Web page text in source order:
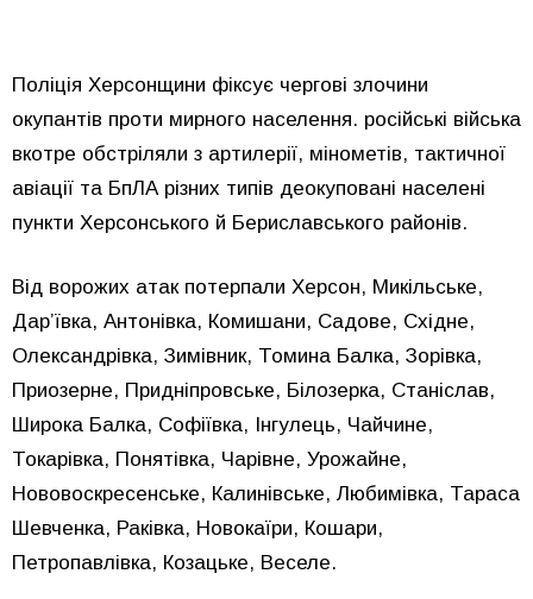
Поліція Херсонщини фіксує чергові злочини
окупантів проти мирного населення. російські війська
вкотре обстріляли з артилерії, мінометів, тактичної
авіації та БпЛА різних типів деокуповані населені
пункти Херсонського й Бериславського районів.
Від ворожих атак потерпали Херсон, Микільське,
Дарʼївка, Антонівка, Комишани, Садове, Східне,
Олександрівка, Зимівник, Томина Балка, Зорівка,
Приозерне, Придніпровське, Білозерка, Станіслав,
Широка Балка, Софіївка, Інгулець, Чайчине,
Токарівка, Понятівка, Чарівне, Урожайне,
Нововоскресенське, Калинівське, Любимівка, Тараса
Шевченка, Раківка, Новокаїри, Кошари,
Петропавлівка, Козацьке, Веселе.